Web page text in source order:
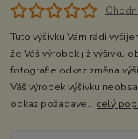
Tuto výšivku Vám rádi
že Váš výrobek již výšivku
fotografie odkaz změna
Váš výrobek výšivku
odkaz požadave... celý